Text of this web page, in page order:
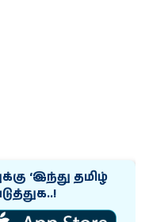
‘இந்து தமிழ்